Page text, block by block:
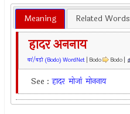
Meaning Related Words
हादर अननाय
बर'/बड़ो (Bodo) WordNet | Bodo Bodo |
See :हादर मोजां मोननाय